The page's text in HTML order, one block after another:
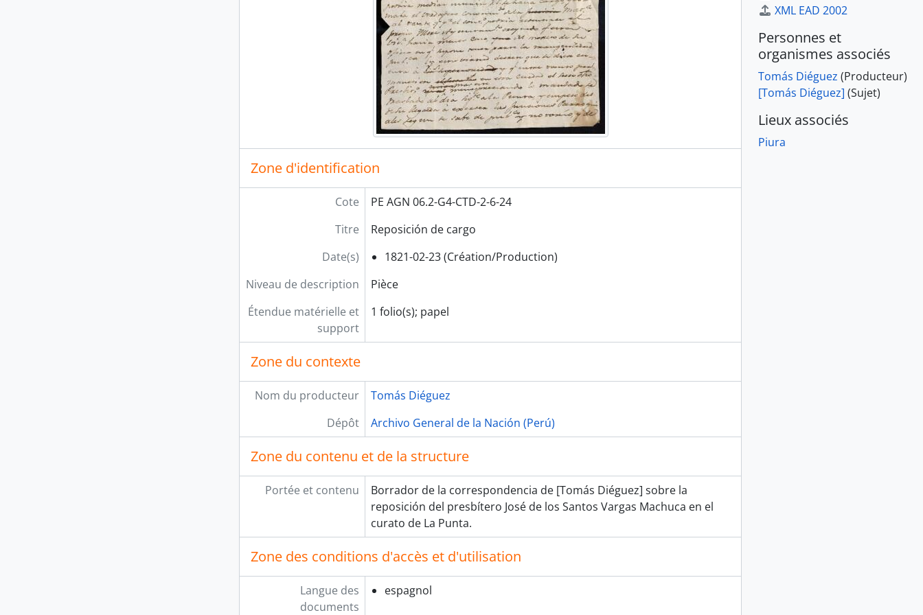
[Pièce] Borrador de cuenta
[Pièce] Licencia y apelación
[Pièce] Contribuciones
[Pièce] Pleito
[Pièce] Bulas
[Pièce] Cumplimiento de superior orden
[Pièce] Restitución de asignación
[Sección] CORRESPONDENCIA
Zone d'identification
Cote
PE AGN 06.2-G4-CTD-2-6-24
Titre
Reposición de cargo
Date(s)
1821-02-23 (Création/Production)
Niveau de description
Pièce
Étendue matérielle et
support
1 folio(s); papel
Zone du contexte
Nom du producteur
Tomás Diéguez
Dépôt
Archivo General de la Nación (Perú)
Zone du contenu et de la structure
Portée et contenu
Borrador de la correspondencia de [Tomás Diéguez] sobre la
reposición del presbítero José de los Santos Vargas Machuca en el
curato de La Punta.
Zone des conditions d'accès et d'utilisation
Langue des
documents
espagnol
XML EAD 2002
Personnes et
organismes associés
Tomás Diéguez (Producteur)
[Tomás Diéguez] (Sujet)
Lieux associés
Piura